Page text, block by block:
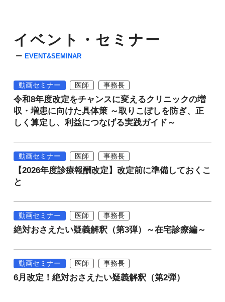
イベント・セミナー
EVENT&SEMINAR
動画セミナー 医師 事務長
令和8年度改定をチャンスに変えるクリニックの増
収・増患に向けた具体策 ～取りこぼしを防ぎ、正
しく算定し、利益につなげる実践ガイド～
動画セミナー 医師 事務長
【2026年度診療報酬改定】改定前に準備しておくこ
と
動画セミナー 医師 事務長
絶対おさえたい疑義解釈（第3弾）～在宅診療編～
動画セミナー 医師 事務長
6月改定！絶対おさえたい疑義解釈（第2弾）